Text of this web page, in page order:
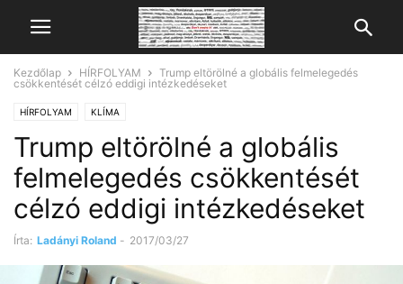
Kezdőlap HÍRFOLYAM
Trump eltörölné a globális felmelegedés
csökkentését célzó eddigi intézkedéseket
HÍRFOLYAM KLÍMA
Trump eltörölné a globális
felmelegedés csökkentését
célzó eddigi intézkedéseket
Írta: Ladányi Roland - 2017/03/27